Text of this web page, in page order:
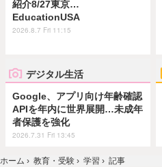
紹介8/27東京…
EducationUSA
2026.8.7 Fri 11:15
デジタル生活
Google、アプリ向け年齢確認
APIを年内に世界展開…未成年
者保護を強化
2026.7.31 Fri 13:45
ホーム › 教育・受験 › 学習 › 記事